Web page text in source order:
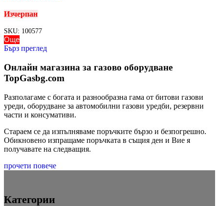
Изчерпан
SKU: 100577
Още
Бърз преглед
Онлайн магазина за газово оборудване
TopGasbg.com
Разполагаме с богата и разнообразна гама от битови газови
уреди, оборудване за автомобилни газови уредби, резервни
части и консумативи.
Стараем се да изпълняваме поръчките бързо и безпогрешно.
Обикновено изпращаме поръчката в същия ден и Вие я
получавате на следващия.
прочети повече
Категории